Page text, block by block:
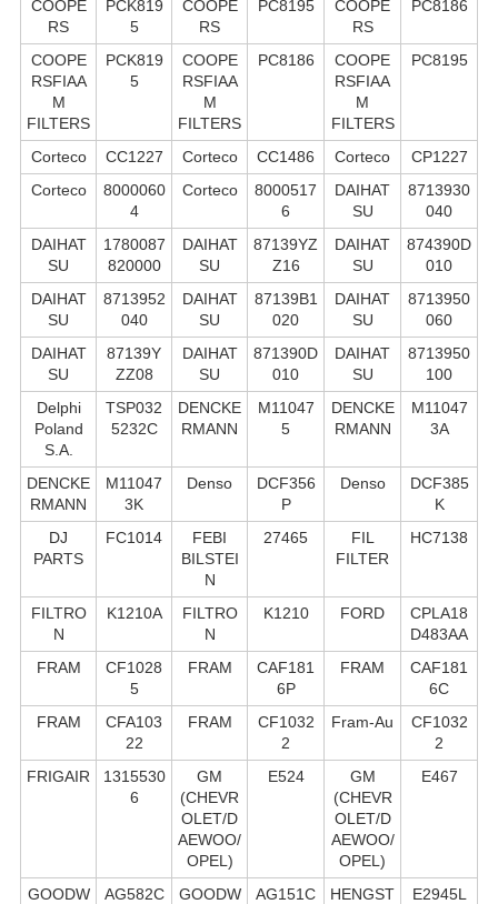
COOPE
RS
PCK819
5
COOPE
RS
PC8195
COOPE
RS
PC8186
COOPE
RSFIAA
M
FILTERS
PCK819
5
COOPE
RSFIAA
M
FILTERS
PC8186
COOPE
RSFIAA
M
FILTERS
PC8195
Corteco CC1227 Corteco CC1486 Corteco
CP1227
Corteco
8000060
4
Corteco
8000517
6
DAIHAT
SU
8713930
040
DAIHAT
SU
1780087
820000
DAIHAT
SU
87139YZ
Z16
DAIHAT
SU
874390D
010
DAIHAT
SU
8713952
040
DAIHAT
SU
87139B1
020
DAIHAT
SU
8713950
060
DAIHAT
SU
87139Y
ZZ08
DAIHAT
SU
871390D
010
DAIHAT
SU
8713950
100
Delphi
Poland
S.А.
TSP032
5232C
DENCKE
RMANN
M11047
5
DENCKE
RMANN
M11047
3A
DENCKE
RMANN
M11047
3K
Denso
DCF356
P
Denso
DCF385
K
DJ
PARTS
FC1014
FEBI
BILSTEI
N
27465
FIL
FILTER
HC7138
FILTRO
N
K1210A
FILTRO
N
K1210 FORD
CPLA18
D483AA
FRAM
CF1028
5
FRAM
CAF181
6P
FRAM
CAF181
6C
FRAM
CFA103
22
FRAM
CF1032
2
Fram-Au
CF1032
2
FRIGAIR
1315530
6
GM
(CHEVR
OLET/D
AEWOO/
OPEL)
E524
GM
(CHEVR
OLET/D
AEWOO/
OPEL)
E467
GOODW
AG582C
GOODW
AG151C
HENGST
E2945L